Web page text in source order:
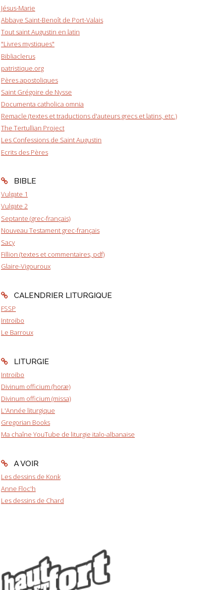
Jésus-Marie
Abbaye Saint-Benoît de Port-Valais
Tout saint Augustin en latin
"Livres mystiques"
Bibliaclerus
patristique.org
Pères apostoliques
Saint Grégoire de Nysse
Documenta catholica omnia
Remacle (textes et traductions d'auteurs grecs et latins, etc.)
The Tertullian Project
Les Confessions de Saint Augustin
Ecrits des Pères
BIBLE
Vulgate 1
Vulgate 2
Septante (grec-français)
Nouveau Testament grec-français
Sacy
Fillion (textes et commentaires, pdf)
Glaire-Vigouroux
CALENDRIER LITURGIQUE
FSSP
Introibo
Le Barroux
LITURGIE
Introibo
Divinum officium (horæ)
Divinum officium (missa)
L'Année liturgique
Gregorian Books
Ma chaîne YouTube de liturgie italo-albanaise
A VOIR
Les dessins de Konk
Anne Floc'h
Les dessins de Chard